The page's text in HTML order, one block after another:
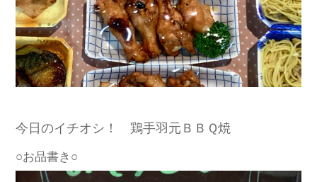
今日のイチオシ！ 鶏手羽元ＢＢＱ焼
○お品書き○